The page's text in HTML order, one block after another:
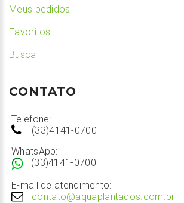
Meus pedidos
Favoritos
Busca
CONTATO
Telefone:
(33)4141-0700
WhatsApp:
(33)4141-0700
E-mail de atendimento:
contato@aquaplantados.com.br